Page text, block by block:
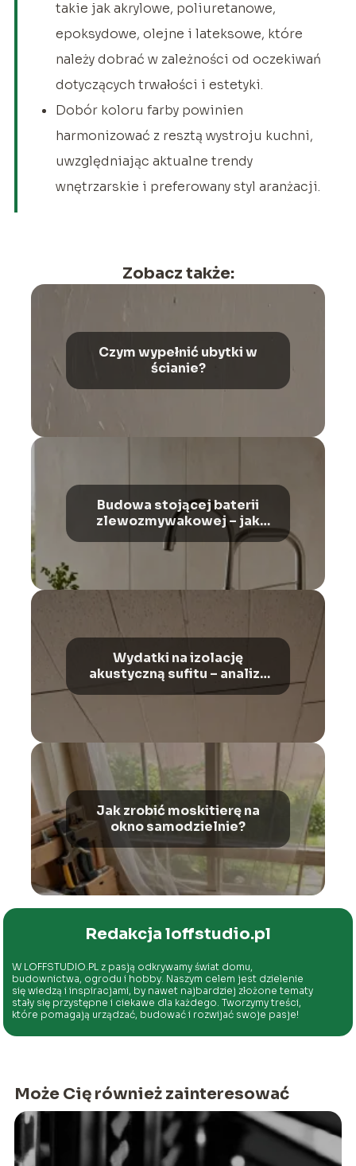
takie jak akrylowe, poliuretanowe,
epoksydowe, olejne i lateksowe, które
należy dobrać w zależności od oczekiwań
dotyczących trwałości i estetyki.
Dobór koloru farby powinien
harmonizować z resztą wystroju kuchni,
uwzględniając aktualne trendy
wnętrzarskie i preferowany styl aranżacji.
Zobacz także:
Czym wypełnić ubytki w
ścianie?
Budowa stojącej baterii
zlewozmywakowej – jak
działa?
Wydatki na izolację
akustyczną sufitu – analiza
Jak zrobić moskitierę na
okno samodzielnie?
Redakcja loffstudio.pl
W LOFFSTUDIO.PL z pasją odkrywamy świat domu,
budownictwa, ogrodu i hobby. Naszym celem jest dzielenie
się wiedzą i inspiracjami, by nawet najbardziej złożone tematy
stały się przystępne i ciekawe dla każdego. Tworzymy treści,
które pomagają urządzać, budować i rozwijać swoje pasje!
Może Cię również zainteresować